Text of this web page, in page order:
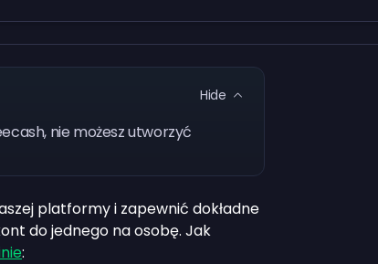
Hide
nie możesz utworzyć
platformy i zapewnić dokładne
do jednego na osobę. Jak
: